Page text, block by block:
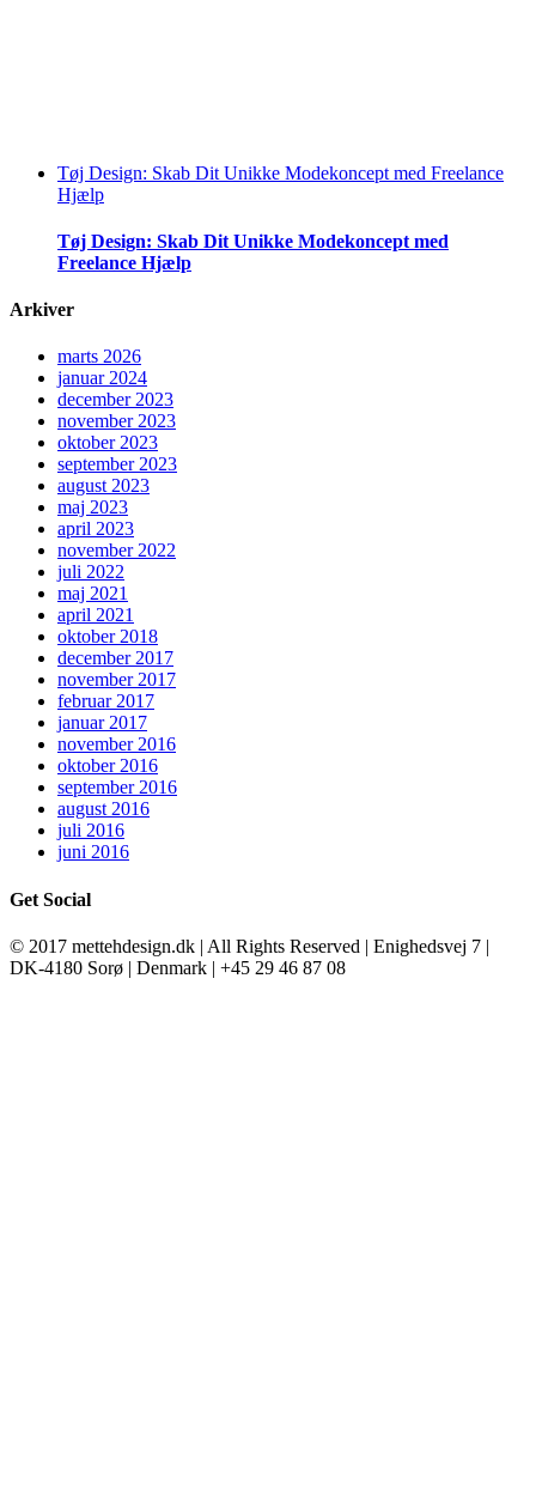
Tøj Design: Skab Dit Unikke Modekoncept med Freelance
Hjælp
Tøj Design: Skab Dit Unikke Modekoncept med
Freelance Hjælp
Arkiver
marts 2026
januar 2024
december 2023
november 2023
oktober 2023
september 2023
august 2023
maj 2023
april 2023
november 2022
juli 2022
maj 2021
april 2021
oktober 2018
december 2017
november 2017
februar 2017
januar 2017
november 2016
oktober 2016
september 2016
august 2016
juli 2016
juni 2016
Get Social
© 2017 mettehdesign.dk | All Rights Reserved | Enighedsvej 7 |
DK-4180 Sorø | Denmark | +45 29 46 87 08